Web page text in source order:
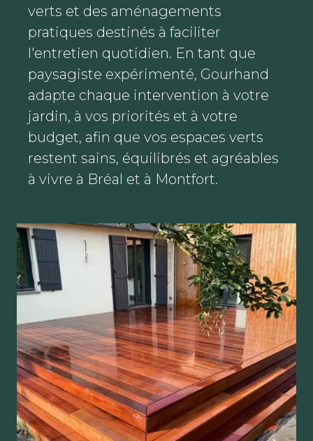
verts et des aménagements
pratiques destinés à faciliter
l'entretien quotidien. En tant que
paysagiste expérimenté, Gourhand
adapte chaque intervention à votre
jardin, à vos priorités et à votre
budget, afin que vos espaces verts
restent sains, équilibrés et agréables
à vivre à Bréal et à Montfort.